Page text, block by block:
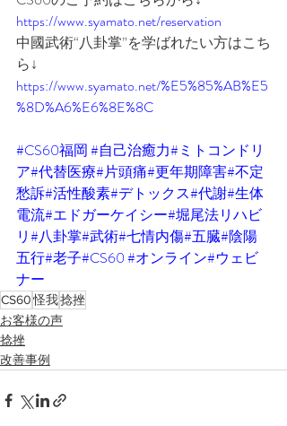
https://www.syamato.net/reservation
中國武術“八卦掌”を学ばれたい方はこち
ら↓
https://www.syamato.net/%E5%85%AB%E5
%8D%A6%E6%8E%8C
#CS60福岡#自己治癒力#ミトコンドリ
ア#代替医療#片頭痛#更年期障害#不定
愁訴#活性酸素#デトックス#代謝#生体
電流#エドガーケイシー#堀尾法リハビ
リ#八卦掌#武術#七情内傷#五臓#陰陽
五行#老子#CS60#オンライン#ウェビ
ナー
CS60怪我捻挫
お客様の声
捻挫
改善事例